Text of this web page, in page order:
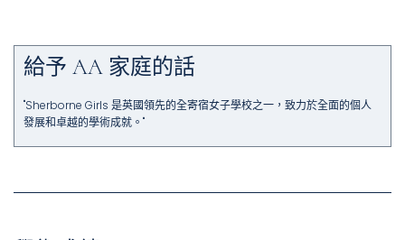
給予 AA 家庭的話
"Sherborne Girls 是英國領先的全寄宿女子學校之一，致力於全面的個人
發展和卓越的學術成就。"